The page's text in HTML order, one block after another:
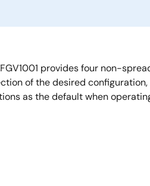
provides four non-
of the desired
as the default when